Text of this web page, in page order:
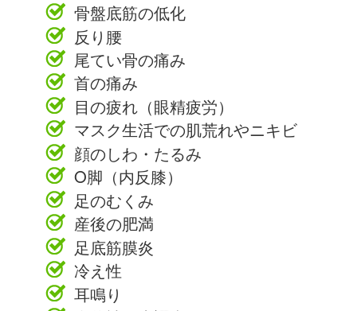
骨盤底筋の低化
反り腰
尾てい骨の痛み
首の痛み
目の疲れ（眼精疲労）
マスク生活での肌荒れやニキビ
顔のしわ・たるみ
O脚（内反膝）
足のむくみ
産後の肥満
足底筋膜炎
冷え性
耳鳴り